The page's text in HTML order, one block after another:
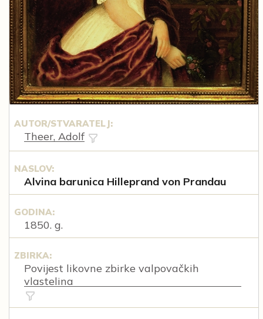
AUTOR/STVARATELJ:
Theer, Adolf
NASLOV:
Alvina barunica Hilleprand von Prandau
GODINA:
1850. g.
ZBIRKA:
Povijest likovne zbirke valpovačkih
vlastelina